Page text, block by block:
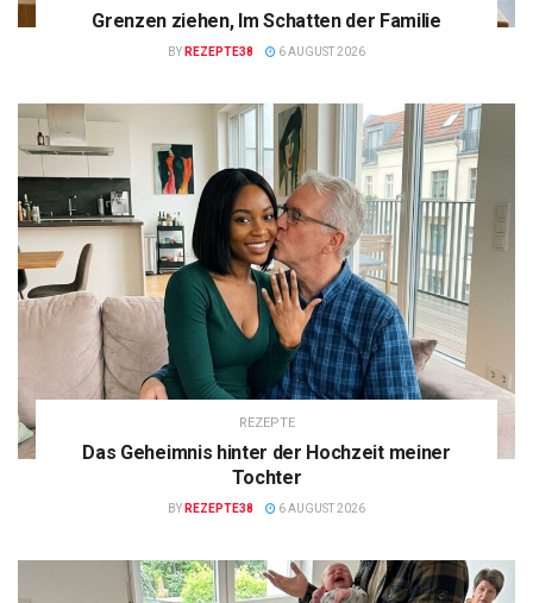
Grenzen ziehen, Im Schatten der Familie
BY REZEPTE38 6 AUGUST 2026
REZEPTE
Das Geheimnis hinter der Hochzeit meiner
Tochter
BY REZEPTE38 6 AUGUST 2026